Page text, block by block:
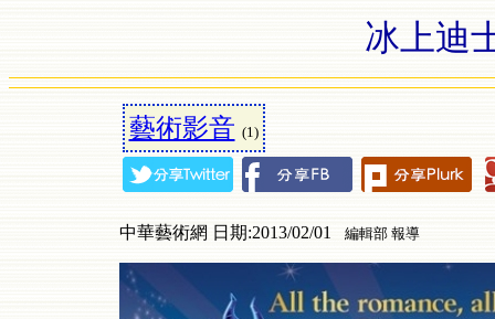
冰上迪
藝術影音 (1)
中華藝術網 日期:2013/02/01 編輯部 報導